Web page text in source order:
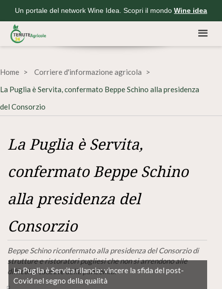
Un portale del network Wine Idea. Scopri il mondo Wine idea
Home
Corriere d'informazione agricola
La Puglia è Servita, confermato Beppe Schino alla presidenza
del Consorzio
La Puglia è Servita,
confermato Beppe Schino
alla presidenza del
Consorzio
Beppe Schino riconfermato alla presidenza del Consorzio di
strutture e ristoratori pugliesi che non si arrendono alle
difficoltà causate dalla pandemia.
La Puglia è Servita rilancia: vincere la sfida del post-
Covid nel segno della qualità